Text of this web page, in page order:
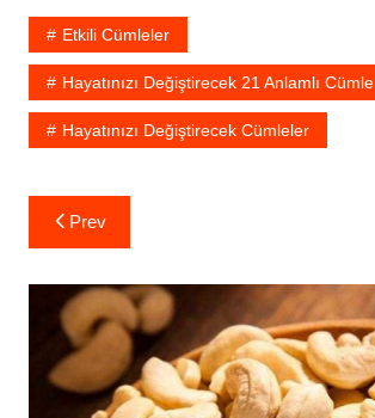
Etkili Cümleler
Hayatınızı Değiştirecek 21 Anlamlı Cümle
Hayatınızı Değiştirecek Cümleler
Yazı
gezinmesi
Prev